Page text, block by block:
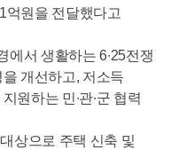
억원을 전달했다고
에서 생활하는 6∙25전쟁
개선하고, 저소득
원하는 민∙관∙군 협력
상으로 주택 신축 및